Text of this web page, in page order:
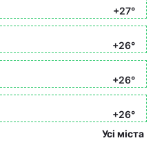
+27°
+26°
+26°
+26°
Усі міста